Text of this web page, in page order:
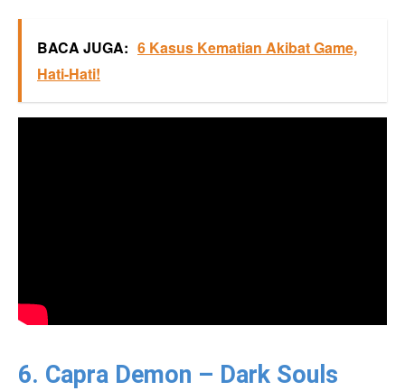
BACA JUGA: 6 Kasus Kematian Akibat Game,
Hati-Hati!
6. Capra Demon – Dark Souls